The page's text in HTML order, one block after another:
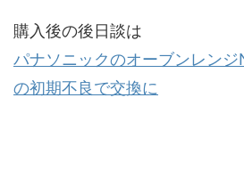
購入後の後日談は
パナソニックのオーブンレン
の初期不良で交換に